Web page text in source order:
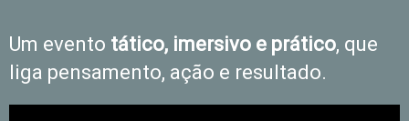
Um evento tático, imersivo e prático, que
liga pensamento, ação e resultado.